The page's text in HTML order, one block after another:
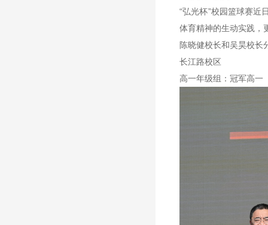
“弘光杯”校园篮球赛近
体育精神的生动实践，
陈晓健校长和吴昊校长
长江路校区
高一年级组：冠军高一